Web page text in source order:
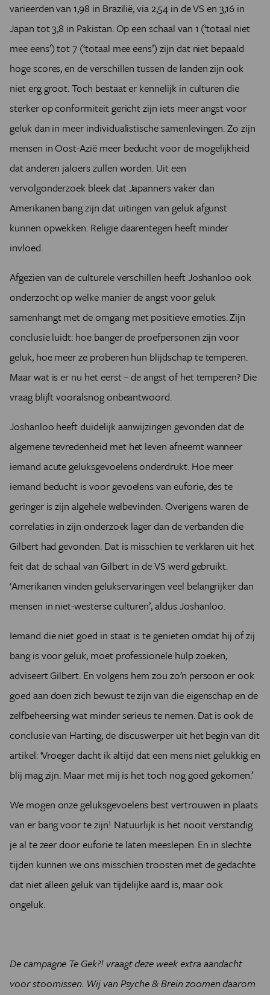
varieerden van 1,98 in Brazilië, via 2,54 in de VS en 3,16 in
Japan tot 3,8 in Pakistan. Op een schaal van 1 (‘totaal niet
mee eens’) tot 7 (‘totaal mee eens’) zijn dat niet bepaald
hoge scores, en de verschillen tussen de landen zijn ook
niet erg groot. Toch bestaat er kennelijk in culturen die
sterker op conformiteit gericht zijn iets meer angst voor
geluk dan in meer individualistische samenlevingen. Zo zijn
mensen in Oost-Azië meer beducht voor de mogelijkheid
dat anderen jaloers zullen worden. Uit een
vervolgonderzoek bleek dat Japanners vaker dan
Amerikanen bang zijn dat uitingen van geluk afgunst
kunnen opwekken. Religie daarentegen heeft minder
invloed.
Afgezien van de culturele verschillen heeft Joshanloo ook
onderzocht op welke manier de angst voor geluk
samenhangt met de omgang met positieve emoties. Zijn
conclusie luidt: hoe banger de proefpersonen zijn voor
geluk, hoe meer ze proberen hun blijdschap te temperen.
Maar wat is er nu het eerst – de angst of het temperen? Die
vraag blijft vooralsnog onbeantwoord.
Joshanloo heeft duidelijk aanwijzingen gevonden dat de
algemene tevredenheid met het leven afneemt wanneer
iemand acute geluksgevoelens onderdrukt. Hoe meer
iemand beducht is voor gevoelens van euforie, des te
geringer is zijn algehele welbevinden. Overigens waren de
correlaties in zijn onderzoek lager dan de verbanden die
Gilbert had gevonden. Dat is misschien te verklaren uit het
feit dat de schaal van Gilbert in de VS werd gebruikt.
‘Amerikanen vinden gelukservaringen veel belangrijker dan
mensen in niet-westerse culturen’, aldus Joshanloo.
Iemand die niet goed in staat is te genieten omdat hij of zij
bang is voor geluk, moet professionele hulp zoeken,
adviseert Gilbert. En volgens hem zou zo’n persoon er ook
goed aan doen zich bewust te zijn van die eigenschap en de
zelfbeheersing wat minder serieus te nemen. Dat is ook de
conclusie van Harting, de discuswerper uit het begin van dit
artikel: ‘Vroeger dacht ik altijd dat een mens niet gelukkig en
blij mag zijn. Maar met mij is het toch nog goed gekomen.’
We mogen onze geluksgevoelens best vertrouwen in plaats
van er bang voor te zijn! Natuurlijk is het nooit verstandig
je al te zeer door euforie te laten meeslepen. En in slechte
tijden kunnen we ons misschien troosten met de gedachte
dat niet alleen geluk van tijdelijke aard is, maar ook
ongeluk.
De campagne Te Gek?! vraagt deze week extra aandacht
voor stoornissen. Wij van Psyche & Brein zoomen daarom